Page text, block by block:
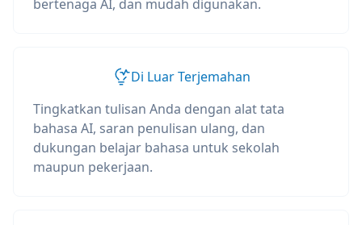
bertenaga AI, dan mudah digunakan.
Di Luar Terjemahan
Tingkatkan tulisan Anda dengan alat tata
bahasa AI, saran penulisan ulang, dan
dukungan belajar bahasa untuk sekolah
maupun pekerjaan.